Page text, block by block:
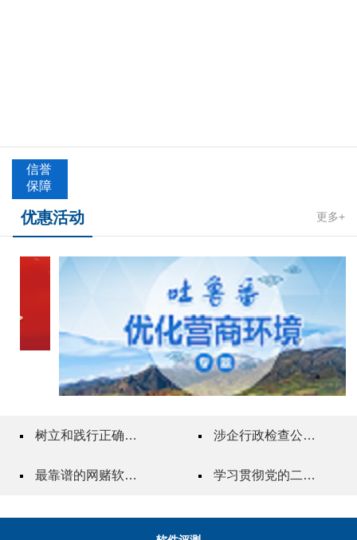
信誉
保障
优惠活动 更多+
树立和践行正确政绩观 涉企行政检查公示专栏
最靠谱的网赌软件"一站式"质量服务指导站 学习贯彻党的二十届三中全会精神